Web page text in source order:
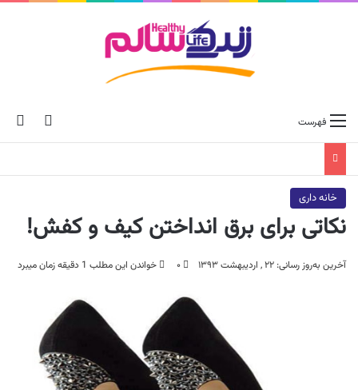
skin فهرست
خانه داری
نکاتی برای برق انداختن کیف و کفش!
آخرین به‌روز رسانی: ۲۲ , اردیبهشت ۱۳۹۳ ۰ خواندن این مطلب 1 دقیقه زمان میبرد